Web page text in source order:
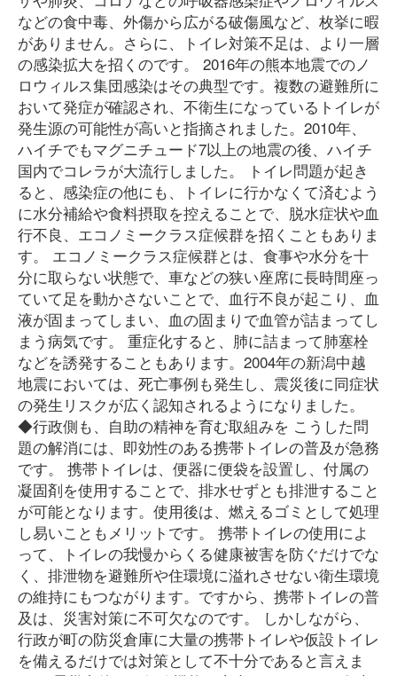
などの食中毒、外傷から広がる破傷風など、枚挙に暇
がありません。さらに、トイレ対策不足は、より一層
の感染拡大を招くのです。 2016年の熊本地震でのノ
ロウィルス集団感染はその典型です。複数の避難所に
おいて発症が確認され、不衛生になっているトイレが
発生源の可能性が高いと指摘されました。2010年、
ハイチでもマグニチュード7以上の地震の後、ハイチ
国内でコレラが大流行しました。 トイレ問題が起き
ると、感染症の他にも、トイレに行かなくて済むよう
に水分補給や食料摂取を控えることで、脱水症状や血
行不良、エコノミークラス症候群を招くこともありま
す。 エコノミークラス症候群とは、食事や水分を十
分に取らない状態で、車などの狭い座席に長時間座っ
ていて足を動かさないことで、血行不良が起こり、血
液が固まってしまい、血の固まりで血管が詰まってし
まう病気です。 重症化すると、肺に詰まって肺塞栓
などを誘発することもあります。2004年の新潟中越
地震においては、死亡事例も発生し、震災後に同症状
の発生リスクが広く認知されるようになりました。
◆行政側も、自助の精神を育む取組みを こうした問
題の解消には、即効性のある携帯トイレの普及が急務
です。 携帯トイレは、便器に便袋を設置し、付属の
凝固剤を使用することで、排水せずとも排泄すること
が可能となります。使用後は、燃えるゴミとして処理
し易いこともメリットです。 携帯トイレの使用によ
って、トイレの我慢からくる健康被害を防ぐだけでな
く、排泄物を避難所や住環境に溢れさせない衛生環境
の維持にもつながります。ですから、携帯トイレの普
及は、災害対策に不可欠なのです。 しかしながら、
行政が町の防災倉庫に大量の携帯トイレや仮設トイレ
を備えるだけでは対策として不十分であると言えま